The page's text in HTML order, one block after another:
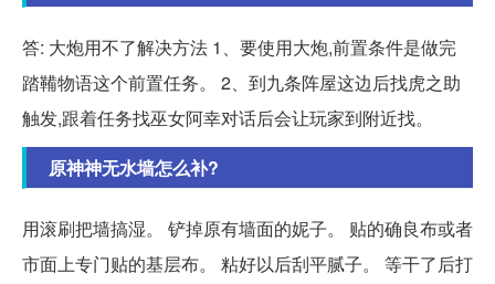
答: 大炮用不了解决方法 1、要使用大炮,前置条件是做完
踏鞴物语这个前置任务。 2、到九条阵屋这边后找虎之助
触发,跟着任务找巫女阿幸对话后会让玩家到附近找。
原神神无水墙怎么补?
用滚刷把墙搞湿。 铲掉原有墙面的妮子。 贴的确良布或者
市面上专门贴的基层布。 粘好以后刮平腻子。 等干了后打